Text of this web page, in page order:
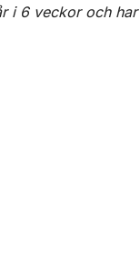
i 6 veckor och har